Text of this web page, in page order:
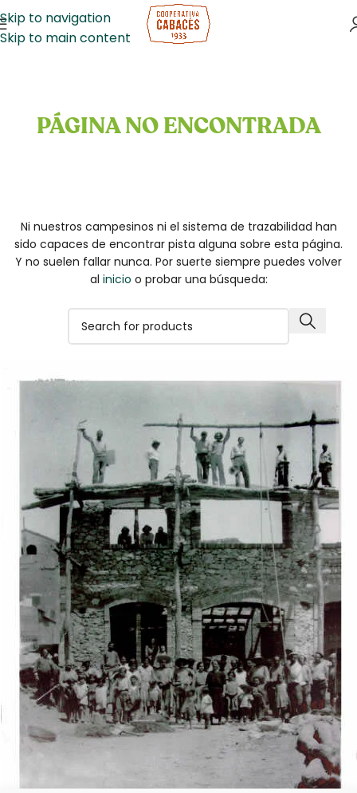
Skip to navigation
Skip to main content
PÁGINA NO ENCONTRADA
Ni nuestros campesinos ni el sistema de trazabilidad han
sido capaces de encontrar pista alguna sobre esta página.
Y no suelen fallar nunca. Por suerte siempre puedes volver
al inicio o probar una búsqueda: